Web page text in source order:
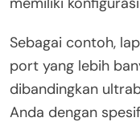
Sebagai contoh,
port yang lebih
dibandingkan
Anda dengan